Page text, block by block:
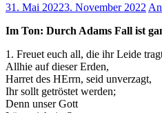
31. Mai 20223. November 2022
Im Ton: Durch Adams Fall ist
1. Freuet euch all, die ihr Leide
Allhie auf dieser Erden,
Harret des HErrn, seid unverzagt,
Ihr sollt getröstet werden;
Denn unser Gott